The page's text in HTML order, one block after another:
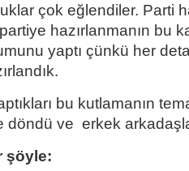
çok eğlendiler. Parti
hazırlanmanın bu
yaptı çünkü her
bu kutlamanın
döndü ve erkek
şöyle: